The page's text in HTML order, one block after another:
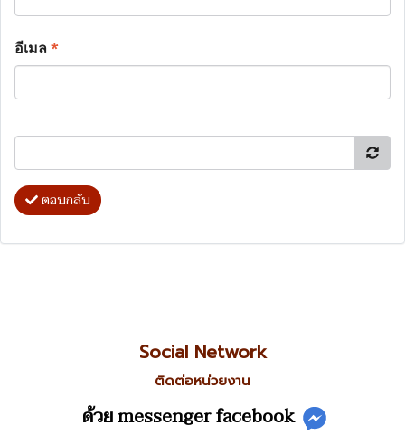
อีเมล*
ตอบกลับ
Social Network
ติดต่อหน่วยงาน
ด้วย messenger facebook